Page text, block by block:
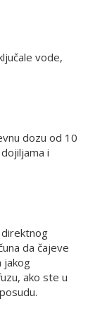
vode,
dozu od 10
i
direktnog
da čajeve
jakog
ako ste u